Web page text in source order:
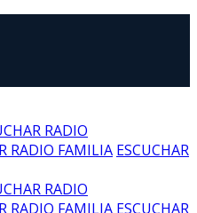
RADIO
RADIO FAMILIA ESCUCHAR
RADIO
RADIO FAMILIA ESCUCHAR